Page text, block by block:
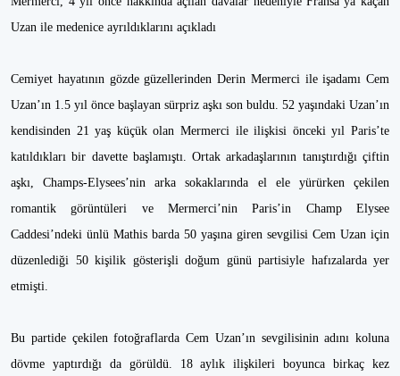
Uzan ile medenice ayrıldıklarını açıkladı
Cemiyet hayatının gözde güzellerinden Derin Mermerci ile işadamı Cem
Uzan’ın 1.5 yıl önce başlayan sürpriz aşkı son buldu. 52 yaşındaki Uzan’ın
kendisinden 21 yaş küçük olan Mermerci ile ilişkisi önceki yıl Paris’te
katıldıkları bir davette başlamıştı. Ortak arkadaşlarının tanıştırdığı çiftin
aşkı, Champs-Elysees’nin arka sokaklarında el ele yürürken çekilen
romantik görüntüleri ve Mermerci’nin Paris’in Champ Elysee
Caddesi’ndeki ünlü Mathis barda 50 yaşına giren sevgilisi Cem Uzan için
düzenlediği 50 kişilik gösterişli doğum günü partisiyle hafızalarda yer
etmişti.
Bu partide çekilen fotoğraflarda Cem Uzan’ın sevgilisinin adını koluna
dövme yaptırdığı da görüldü. 18 aylık ilişkileri boyunca birkaç kez